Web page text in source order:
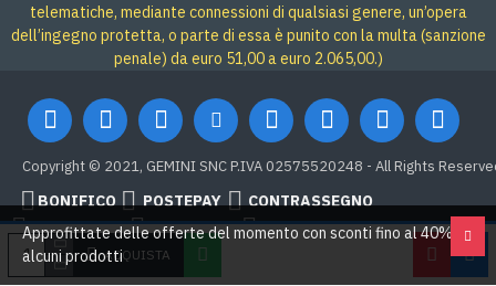
ACQUISTA
telematiche, mediante connessioni di qualsiasi genere, un’opera
dell’ingegno protetta, o parte di essa è punito con la multa (sanzione
penale) da euro 51,00 a euro 2.065,00.)
Copyright © 2021, GEMINI SNC P.IVA 02575520248 - All Rights
BONIFICO POSTEPAY
CONTRASSEGNO
Credit card
Google Pay PAYPAL
Approfittate delle offerte del momento con sconti fino al 40% su
alcuni prodotti